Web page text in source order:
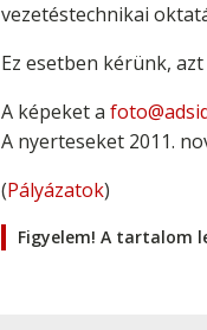
vezetéstechnikai
Ez esetben kérünk,
A képeket a
A nyerteseket 2011.
(Pályázatok)
Figyelem! A tartalom